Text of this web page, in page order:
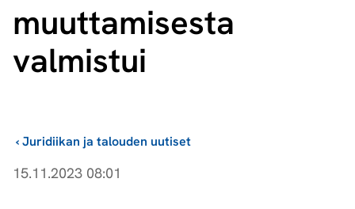
muuttamisesta
valmistui
Juridiikan ja talouden uutiset
›
15.11.2023 08:01